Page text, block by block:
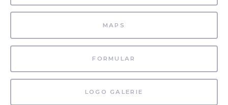
MAPS
FORMULAR
LOGO GALERIE